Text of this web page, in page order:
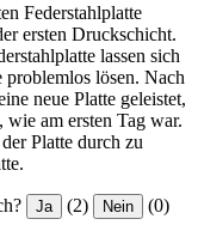
Federstahlplatte
ersten Druckschicht.
lassen sich
lösen. Nach
neue Platte geleistet,
am ersten Tag war.
Platte durch zu
Ja (2) Nein (0)